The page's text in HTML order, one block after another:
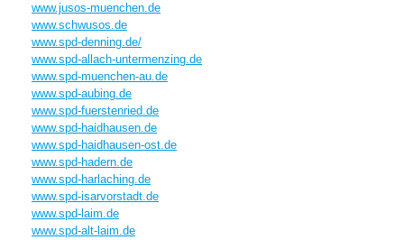
www.jusos-muenchen.de
www.schwusos.de
www.spd-denning.de/
www.spd-allach-untermenzing.de
www.spd-muenchen-au.de
www.spd-aubing.de
www.spd-fuerstenried.de
www.spd-haidhausen.de
www.spd-haidhausen-ost.de
www.spd-hadern.de
www.spd-harlaching.de
www.spd-isarvorstadt.de
www.spd-laim.de
www.spd-alt-laim.de